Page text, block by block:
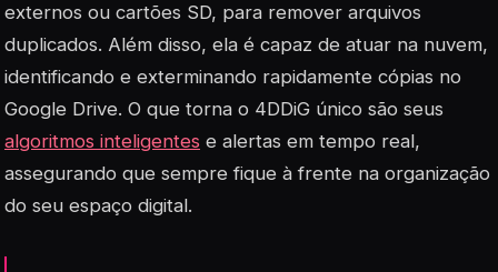
externos ou cartões SD, para remover arquivos
duplicados. Além disso, ela é capaz de atuar na nuvem,
identificando e exterminando rapidamente cópias no
Google Drive. O que torna o 4DDiG único são seus
algoritmos inteligentes e alertas em tempo real,
assegurando que sempre fique à frente na organização
do seu espaço digital.